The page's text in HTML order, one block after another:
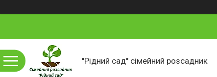
"Рідний сад" сімейний розсадник